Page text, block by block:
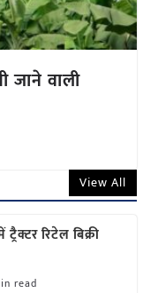
जाने वाली
View All
रिटेल बिक्री
read